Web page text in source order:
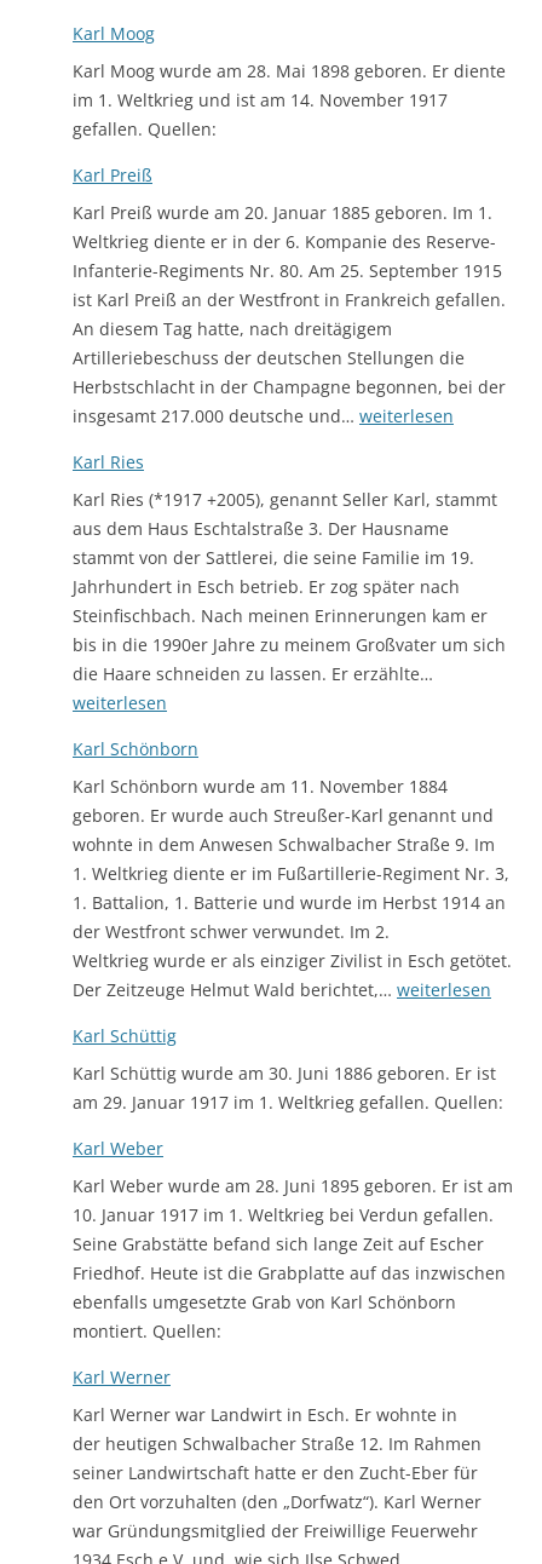
Karl Moog
Karl Moog wurde am 28. Mai 1898 geboren. Er diente
im 1. Weltkrieg und ist am 14. November 1917
gefallen. Quellen:
Karl Preiß
Karl Preiß wurde am 20. Januar 1885 geboren. Im 1.
Weltkrieg diente er in der 6. Kompanie des Reserve-
Infanterie-Regiments Nr. 80. Am 25. September 1915
ist Karl Preiß an der Westfront in Frankreich gefallen.
An diesem Tag hatte, nach dreitägigem
Artilleriebeschuss der deutschen Stellungen die
Herbstschlacht in der Champagne begonnen, bei der
insgesamt 217.000 deutsche und… Karl
weiterlesen
Karl Ries
Karl Ries (*1917 +2005), genannt Seller Karl, stammt
aus dem Haus Eschtalstraße 3. Der Hausname
stammt von der Sattlerei, die seine Familie im 19.
Jahrhundert in Esch betrieb. Er zog später nach
Steinfischbach. Nach meinen Erinnerungen kam er
bis in die 1990er Jahre zu meinem Großvater um sich
die Haare schneiden zu lassen. Er erzählte…
weiterlesen
Karl Schönborn
Karl Schönborn wurde am 11. November 1884
geboren. Er wurde auch Streußer-Karl genannt und
wohnte in dem Anwesen Schwalbacher Straße 9. Im
1. Weltkrieg diente er im Fußartillerie-Regiment Nr. 3,
1. Battalion, 1. Batterie und wurde im Herbst 1914 an
der Westfront schwer verwundet. Im 2.
Weltkrieg wurde er als einziger Zivilist in Esch getötet.
Der Zeitzeuge Helmut Wald berichtet,… Karl
weiterlesen
Karl Schüttig
Karl Schüttig wurde am 30. Juni 1886 geboren. Er ist
am 29. Januar 1917 im 1. Weltkrieg gefallen. Quellen:
Karl Weber
Karl Weber wurde am 28. Juni 1895 geboren. Er ist am
10. Januar 1917 im 1. Weltkrieg bei Verdun gefallen.
Seine Grabstätte befand sich lange Zeit auf Escher
Friedhof. Heute ist die Grabplatte auf das inzwischen
ebenfalls umgesetzte Grab von Karl Schönborn
montiert. Quellen:
Karl Werner
Karl Werner war Landwirt in Esch. Er wohnte in
der heutigen Schwalbacher Straße 12. Im Rahmen
seiner Landwirtschaft hatte er den Zucht-Eber für
den Ort vorzuhalten (den „Dorfwatz“). Karl Werner
war Gründungsmitglied der Freiwillige Feuerwehr